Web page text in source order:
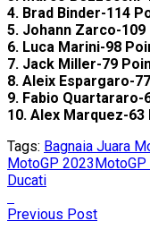
4. Brad Binder-114
5. Johann Zarco-109
6. Luca Marini-98
7. Jack Miller-79
8. Aleix Espargaro-
9. Fabio Quartararo-
10. Alex Marquez-63
Tags: Bagnaia Juara
MotoGP 2023
Ducati
Previous Post